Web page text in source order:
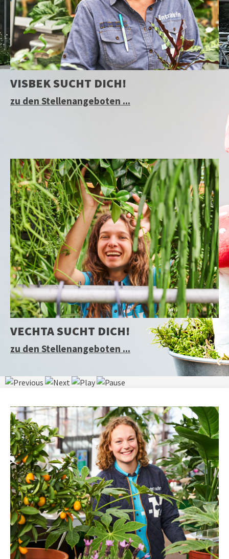
VISBEK SUCHT DICH!
zu den Stellenangeboten ...
VECHTA SUCHT DICH!
zu den Stellenangeboten ...